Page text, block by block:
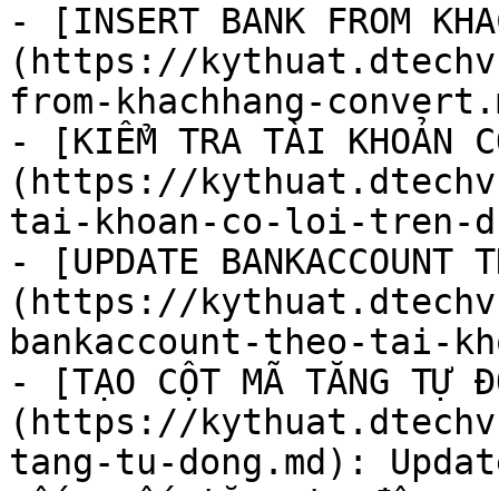
- [INSERT BANK FROM
(https://
from-khachhang-
- [KIỂM TRA TÀI KHOẢN
(https://
tai-khoan-co-loi-tren-
- [UPDATE BANKACCOUNT
(https://
bankaccount-theo-tai-
- [TẠO CỘT MÃ TĂNG TỰ
(https://
tang-tu-dong.md):